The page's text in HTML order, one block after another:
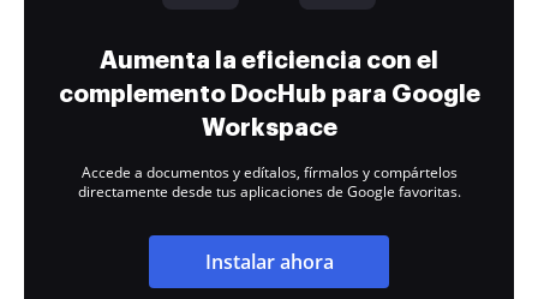
Aumenta la eficiencia con el
complemento DocHub para Google
Workspace
Accede a documentos y edítalos, fírmalos y compártelos
directamente desde tus aplicaciones de Google favoritas.
Instalar ahora